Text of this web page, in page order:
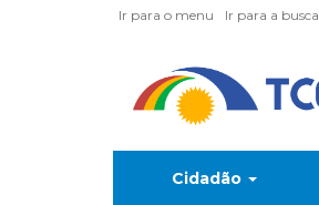
Ir para o menu Ir para a busca
Cidadão